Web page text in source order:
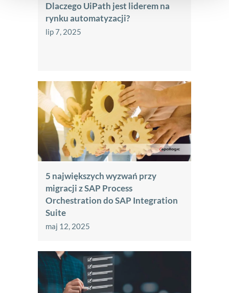
Dlaczego UiPath jest liderem na
rynku automatyzacji?
lip 7, 2025
5 największych wyzwań przy
migracji z SAP Process
Orchestration do SAP Integration
Suite
maj 12, 2025